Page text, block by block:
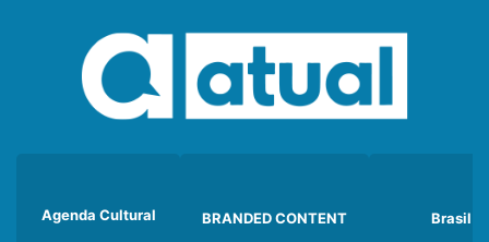
Agenda Cultural BRANDED CONTENT Brasil